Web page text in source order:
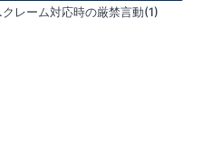
クレーム対応時の厳禁言動(1)